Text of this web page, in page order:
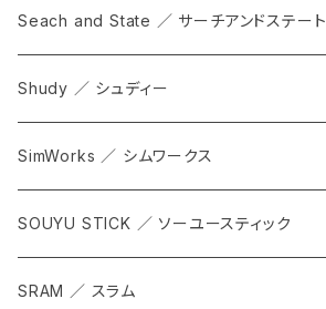
Seach and State ／ サーチアンドステート
Shudy ／ シュディー
SimWorks ／ シムワークス
SOUYU STICK ／ ソーユースティック
SRAM ／ スラム